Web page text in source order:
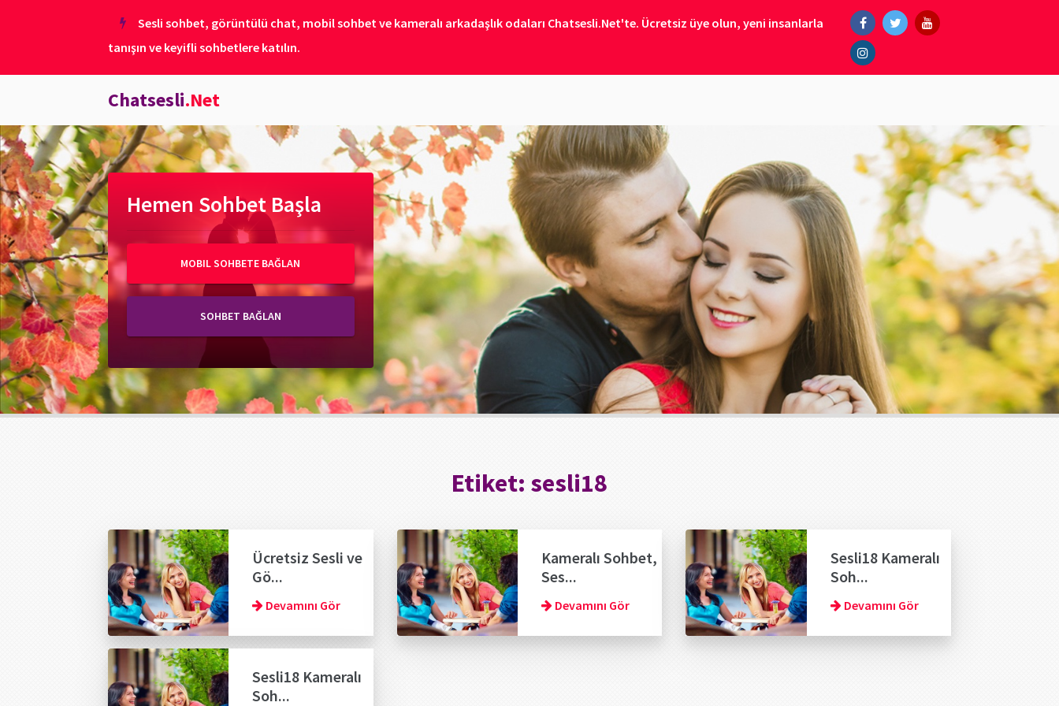
Sesli sohbet, görüntülü chat, mobil sohbet ve kameralı arkadaşlık odaları Chatsesli.Net'te. Ücretsiz üye olun, yeni insanlarla
tanışın ve keyifli sohbetlere katılın.
Chatsesli.Net
Hemen Sohbet Başla
MOBIL SOHBETE BAĞLAN
SOHBET BAĞLAN
Etiket: sesli18
Ücretsiz Sesli ve
Gö...
Devamını Gör
Kameralı Sohbet,
Ses...
Devamını Gör
Sesli18 Kameralı
Soh...
Devamını Gör
Sesli18 Kameralı
Soh...